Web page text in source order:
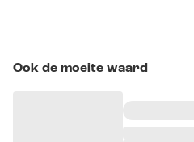
Ook de moeite waard